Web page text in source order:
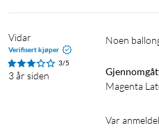
Vidar
Verifisert kjøper
3/5
3 år siden
Noen
Magenta
Var